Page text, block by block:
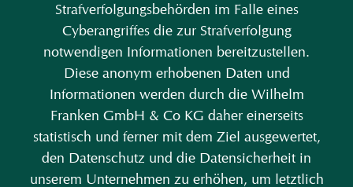
Strafverfolgungsbehörden im Falle eines
Cyberangriffes die zur Strafverfolgung
notwendigen Informationen bereitzustellen.
Diese anonym erhobenen Daten und
Informationen werden durch die Wilhelm
Franken GmbH & Co KG daher einerseits
statistisch und ferner mit dem Ziel ausgewertet,
den Datenschutz und die Datensicherheit in
unserem Unternehmen zu erhöhen, um letztlich